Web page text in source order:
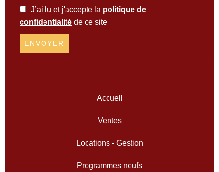
J’ai lu et j'accepte la politique de
confidentialité de ce site
ENVOYER
Accueil
Ventes
Locations - Gestion
Programmes neufs